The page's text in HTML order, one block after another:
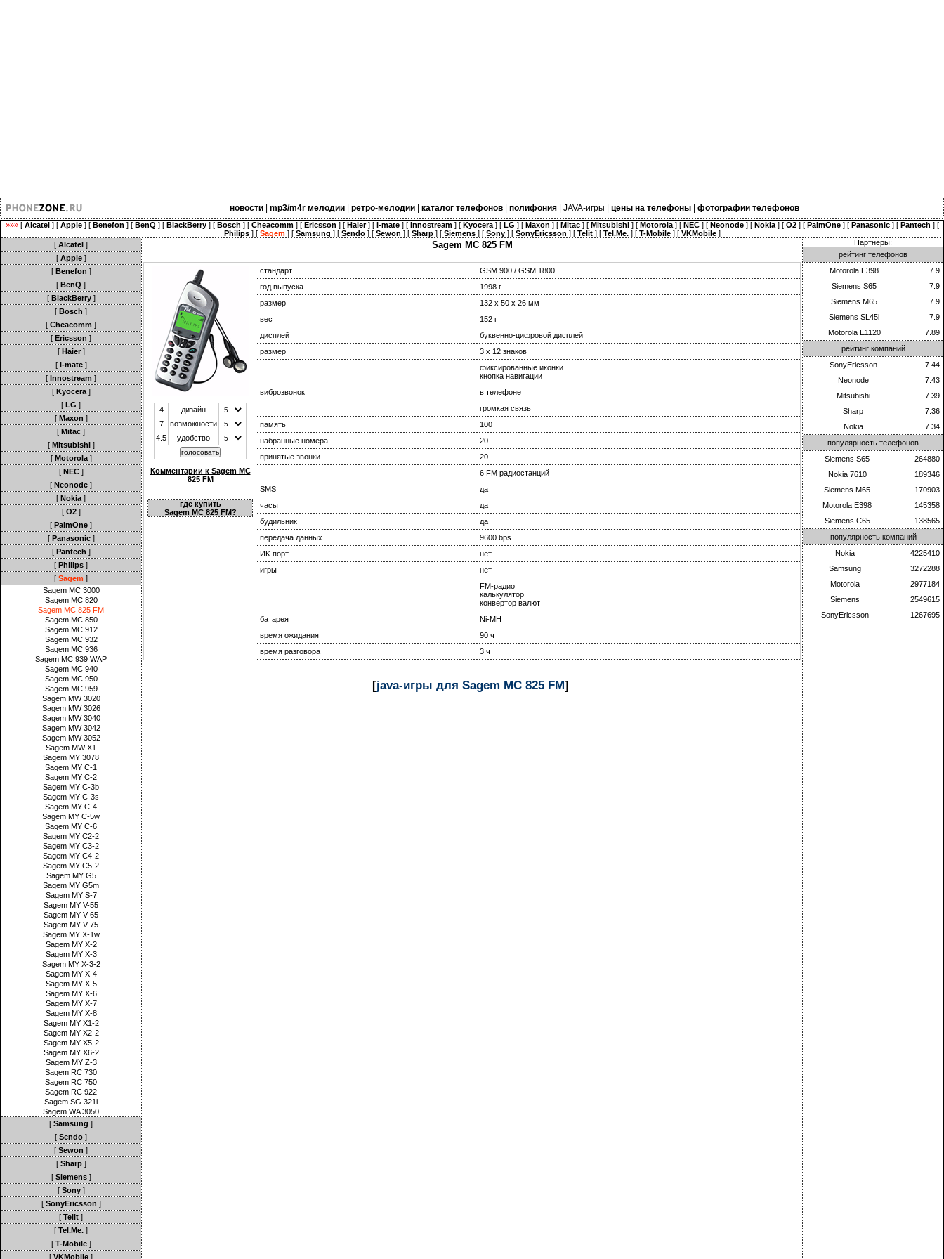
новости| mp3/m4r мелодии| ретро-мелодии| каталог телефонов| полифония| JAVA-игры цены на телефоны| фотографии телефонов
»»»[ Alcatel] [ Apple] [ Benefon ] [ BenQ ] [ BlackBerry] [ Bosch ] [ Cheacomm] [ Ericsson ] [ Haier] [ i-mate] [ Innostream] [ Kyocera] [ LG ] [ Maxon ] [ Mitac] [ Mitsubishi] [ Motorola] [ NEC] [ Neonode] [ Nokia] [ O2] [ PalmOne] [ Panasonic] [ Pantech ] [
Philips] [ Sagem] [ Samsung ] [ Sendo] [ Sewon ] [ Sharp] [ Siemens] [ Sony] [ SonyEricsson ] [ Telit] [ Tel.Me.] [ T-Mobile] [ VKMobile]
[ Alcatel ]
[ Apple]
[ Benefon ]
[ BenQ ]
[ BlackBerry]
[ Bosch ]
[ Cheacomm ]
[ Ericsson ]
[ Haier]
[ i-mate]
[ Innostream ]
[ Kyocera]
[ LG ]
[ Maxon ]
[ Mitac ]
[ Mitsubishi]
[ Motorola]
[ NEC]
[ Neonode ]
[ Nokia ]
[ O2]
[ PalmOne ]
[ Panasonic]
[ Pantech ]
[ Philips ]
[ Sagem ]
Sagem MC 3000
Sagem MC 820
Sagem MC 825 FM
Sagem MC 850
Sagem MC 912
Sagem MC 932
Sagem MC 936
Sagem MC 939 WAP
Sagem MC 940
Sagem MC 950
Sagem MC 959
Sagem MW 3020
Sagem MW 3026
Sagem MW 3040
Sagem MW 3042
Sagem MW 3052
Sagem MW X1
Sagem MY 3078
Sagem MY C-1
Sagem MY C-2
Sagem MY C-3b
Sagem MY C-3s
Sagem MY C-4
Sagem MY C-5w
Sagem MY C-6
Sagem MY C2-2
Sagem MY C3-2
Sagem MY C4-2
Sagem MY C5-2
Sagem MY G5
Sagem MY G5m
Sagem MY S-7
Sagem MY V-55
Sagem MY V-65
Sagem MY V-75
Sagem MY X-1w
Sagem MY X-2
Sagem MY X-3
Sagem MY X-3-2
Sagem MY X-4
Sagem MY X-5
Sagem MY X-6
Sagem MY X-7
Sagem MY X-8
Sagem MY X1-2
Sagem MY X2-2
Sagem MY X5-2
Sagem MY X6-2
Sagem MY Z-3
Sagem RC 730
Sagem RC 750
Sagem RC 922
Sagem SG 321i
Sagem WA 3050
[ Samsung ]
[ Sendo ]
[ Sewon ]
[ Sharp]
[ Siemens]
[ Sony]
[ SonyEricsson ]
[ Telit ]
[ Tel.Me. ]
[ T-Mobile]
[ VKMobile ]
Sagem MC 825 FM
4
дизайн
7
возможности
4.5
удобство
Комментарии к Sagem MC
825 FM
где купить
Sagem MC 825 FM?
стандарт
GSM 900 / GSM 1800
год выпуска
1998 г.
размер
132 х 50 х 26 мм
вес
152 г
дисплей
буквенно-цифровой дисплей
размер
3 х 12 знаков
фиксированные иконки
кнопка навигации
виброзвонок
в телефоне
громкая связь
память
100
набранные номера
20
принятые звонки
20
6 FM радиостанций
SMS
да
часы
да
будильник
да
передача данных
9600 bps
ИК-порт
нет
игры
нет
FM-радио
калькулятор
конвертор валют
батарея
Ni-MH
время ожидания
90 ч
время разговора
3 ч
[java-игры для Sagem MC 825 FM]
Партнеры:
рейтинг телефонов
Motorola E398
7.9
Siemens S65
7.9
Siemens M65
7.9
Siemens SL45i
7.9
Motorola E1120
7.89
рейтинг компаний
SonyEricsson
7.44
Neonode
7.43
Mitsubishi
7.39
Sharp
7.36
Nokia
7.34
популярность телефонов
Siemens S65
264880
Nokia 7610
189346
Siemens M65
170903
Motorola E398
145358
Siemens C65
138565
популярность компаний
Nokia
4225410
Samsung
3272288
Motorola
2977184
Siemens
2549615
SonyEricsson
1267695